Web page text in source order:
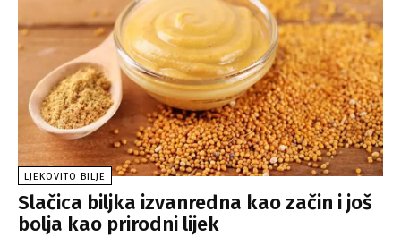
LJEKOVITO BILJE
Slačica biljka izvanredna kao začin i još
bolja kao prirodni lijek